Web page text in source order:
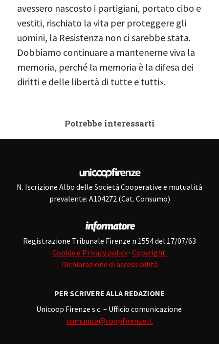
avessero nascosto i partigiani, portato cibo e
vestiti, rischiato la vita per proteggere gli
uomini, la Resistenza non ci sarebbe stata.
Dobbiamo continuare a mantenerne viva la
memoria, perché la memoria è la difesa dei
diritti e delle libertà di tutte e tutti».
Potrebbe interessarti
N. Iscrizione Albo delle Società Cooperative e mutualità
prevalente: A104272 (Cat. Consumo)
Registrazione Tribunale Firenze n.1554 del 17/07/63
Cookie e Privacy policy· Copyright
Dichiarazione di accessibilità
PER SCRIVERE ALLA REDAZIONE
Unicoop Firenze s.c. – Ufficio comunicazione
comunica@coopfirenze.it